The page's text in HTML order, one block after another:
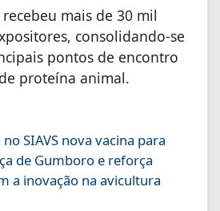
recebeu mais de 30 mil
consolidando-se
pontos de encontro
proteína animal.
SIAVS nova vacina para
de Gumboro e reforça
a inovação na avicultura